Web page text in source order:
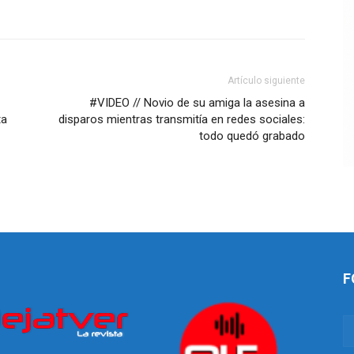
Artículo siguiente
#VIDEO // Novio de su amiga la asesina a
disparos mientras transmitía en redes sociales:
todo quedó grabado